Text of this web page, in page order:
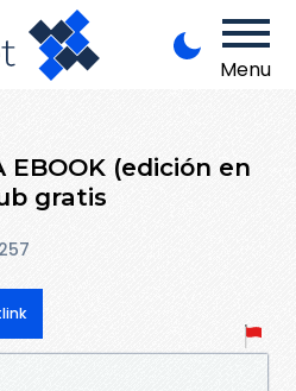
Menu
EBOOK (edición en
gratis